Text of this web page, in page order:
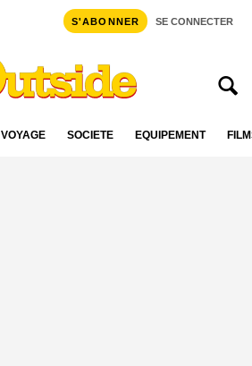
S'ABONNER SE CONNECTER
VOYAGE SOCIÉTÉ ÉQUIPEMENT